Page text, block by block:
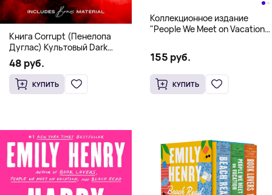
Книга Corrupt (Пенелопа
Дуглас) Культовый Dark
Romance бестселлер (18+)
48 руб.
КУПИТЬ
Коллекционное издание
"People We Meet on Vacation"
Hardcover
155 руб.
КУПИТЬ